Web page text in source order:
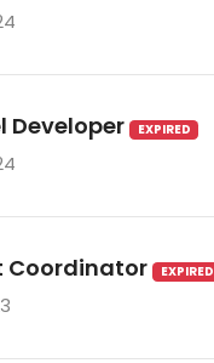
Developer EXPIRED
Coordinator EXPIRED